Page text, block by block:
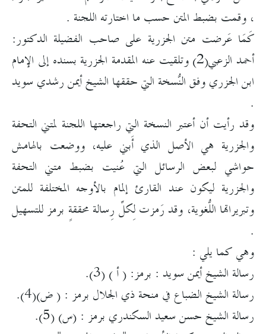
، وقمت بضبط المتن حسب ما اختارته اللجنة .
كَمَا عَرضت متن الجزرية على صاحب الفضيلة الدكتور:
أحمد الزعبي(2) وتلقيت عنه المقدمة الجزرية بسنده إلى الإمام
ابن الجزري وفق النُّسخة التي حققها الشيخ أيمن رشدي سويد
.
وقد رأيت أن أعتبر النسخة التي راجعتها اللجنة لمتني التحفة
والجزرية هي الأصل الذي أَبني عليه، ووضعت بالهامش
حواشي لبعض الرسائل التي عُنيت بضبط متني التحفة
والجزرية ليكون عند القارئ إلمام بالأوجه المختلفة للمتن
وتبريراتها اللُّغوية، وقد رَمزت لِكلِّ رِسالة محققةٍ برمز للتسهيل
.
وهي كما يلي :
رسالة الشيخ أيمن سويد : برمز: ( أ ) (3).
رسالة الشيخ الضباع في منحة ذي الجلال برمز : ( ض)(4).
رسالة الشيخ حسن سعيد السكندري برمز : (س) (5).